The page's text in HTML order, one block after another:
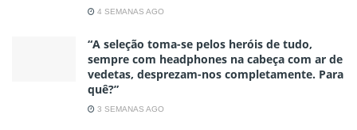
4 SEMANAS AGO
“A seleção toma-se pelos heróis de tudo,
sempre com headphones na cabeça com ar de
vedetas, desprezam-nos completamente. Para
quê?”
3 SEMANAS AGO